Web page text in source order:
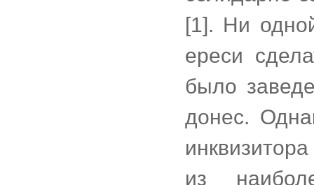
[1]. Ни
ереси
было
донес.
из